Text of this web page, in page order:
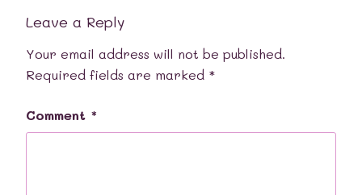
Leave a Reply
Your email address will not be published.
Required fields are marked *
Comment *